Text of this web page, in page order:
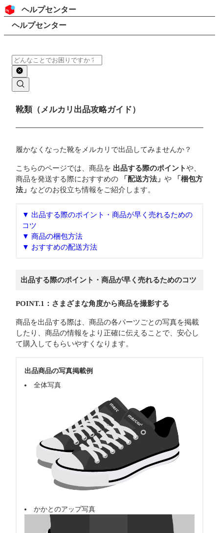
コンテンツにスキップ
ヘッダー
ヘルプセンター
検索
パンくずリスト
ヘルプセンター
検索
メインコンテンツ
靴類（メルカリ出品攻略ガイド）
履かなくなった靴をメルカリで出品してみませんか？
こちらのページでは、商品を 出品する際のポイントや、
商品を発送する際におすすめの
「配送方法」 や
「梱包方
法」 などのお役立ち情報をご紹介します。
▼ 出品する際のポイント・商品が早く売れるための
コツ
▼ 商品の梱包方法
▼ おすすめの配送方法
出品する際のポイント・商品が早く売れるためのコツ
POINT.1：さまざまな角度から商品を撮影する
商品を出品する際は、商品の各パーツごとの写真を掲載
したり、商品の情報をより正確に伝えることで、安心し
て購入してもらいやすくなります。
出品商品の写真掲載例
全体写真
かかとのアップ写真